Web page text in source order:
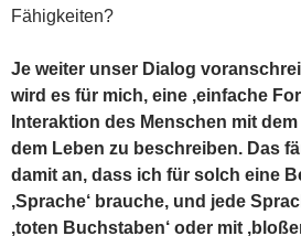
Fähigkeiten?
Je weiter unser Dialog
wird es für mich, eine ‚einfache
Interaktion des Menschen mit
dem Leben zu beschreiben. Das
damit an, dass ich für solch eine
‚Sprache‘ brauche, und jede
‚toten Buchstaben‘ oder mit